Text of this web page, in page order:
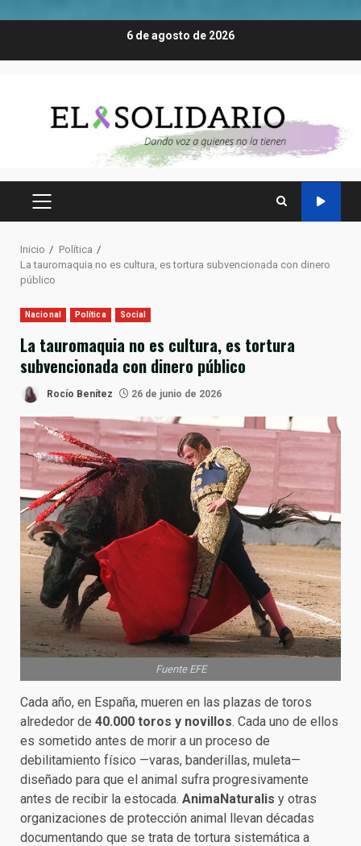
6 de agosto de 2026
MENÚ
Inicio
Política
La tauromaquia no es cultura, es tortura subvencionada con dinero
público
Nacional Política Social
La tauromaquia no es cultura, es tortura
subvencionada con dinero público
Rocío Benítez 26 de junio de 2026
Fuente EFE
Cada año, en España, mueren en las plazas de toros
alrededor de 40.000 toros y novillos. Cada uno de ellos
es sometido antes de morir a un proceso de
debilitamiento físico —varas, banderillas, muleta—
diseñado para que el animal sufra progresivamente
antes de recibir la estocada. AnimaNaturalis y otras
organizaciones de protección animal llevan décadas
documentando que se trata de tortura sistemática a